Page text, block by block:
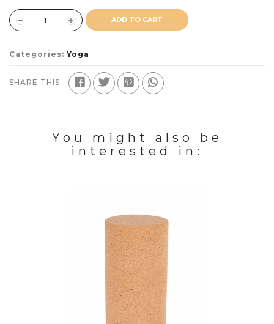
ADD TO CART
Categories: Yoga
SHARE THIS:
You might also be
interested in: